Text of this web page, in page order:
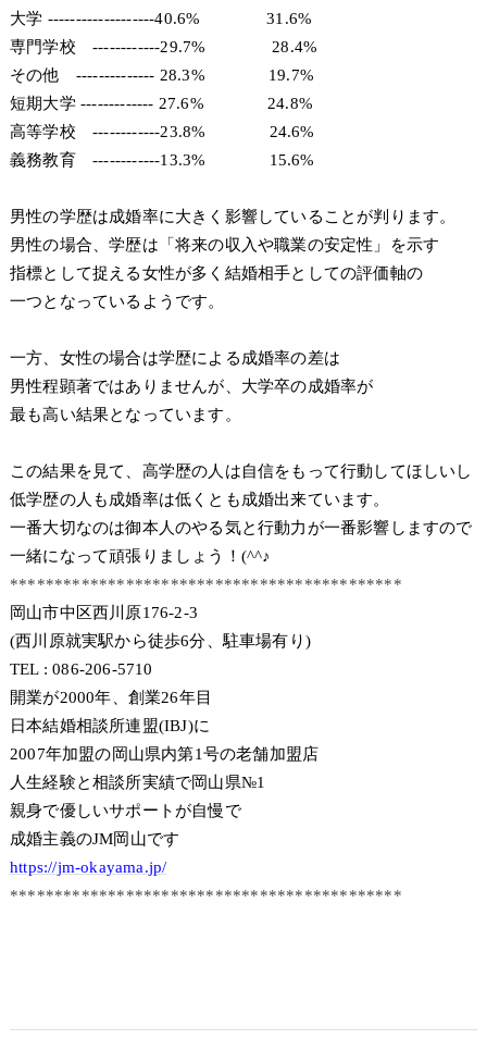
大学 -------------------40.6% 31.6%
専門学校 ------------29.7% 28.4%
その他 -------------- 28.3% 19.7%
短期大学 ------------- 27.6% 24.8%
高等学校 ------------23.8% 24.6%
義務教育 ------------13.3% 15.6%
男性の学歴は成婚率に大きく影響していることが判ります。
男性の場合、学歴は「将来の収入や職業の安定性」を示す
指標として捉える女性が多く結婚相手としての評価軸の
一つとなっているようです。
一方、女性の場合は学歴による成婚率の差は
男性程顕著ではありませんが、大学卒の成婚率が
最も高い結果となっています。
この結果を見て、高学歴の人は自信をもって行動してほしいし
低学歴の人も成婚率は低くとも成婚出来ています。
一番大切なのは御本人のやる気と行動力が一番影響しますので
一緒になって頑張りましょう！(^^♪
********************************************
岡山市中区西川原176-2-3
(西川原就実駅から徒歩6分、駐車場有り)
TEL : 086-206-5710
開業が2000年、創業26年目
日本結婚相談所連盟(IBJ)に
2007年加盟の岡山県内第1号の老舗加盟店
人生経験と相談所実績で岡山県№1
親身で優しいサポートが自慢で
成婚主義のJM岡山です
https://jm-okayama.jp/
********************************************